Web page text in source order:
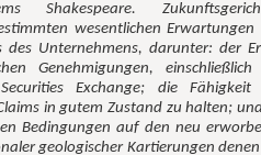
Shakespeare.
wesentlichen Erwartungen
des Unternehmens, darunter: der
Genehmigungen,
Exchange; die Fähigkeit
in gutem Zustand zu halten;
Bedingungen auf den neu
geologischer Kartierungen